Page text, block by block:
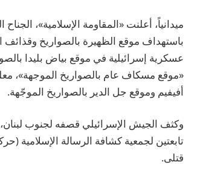
ميدانياً، أعلنت «المقاومة الإسلامية»،
باستهداف ‏موقع الظهيرة بالصواريخ وقذائف
عسكرية إسرائيلية في موقع بياض بليدا
«موقع مسكاف عام بالصواريخ الموجهة»،
أفيفيم وموقع جل الدير بالصواريخ الموجّهة.
وكثف الجيش الإسرائيلي قصفه لجنوب
قتلى.